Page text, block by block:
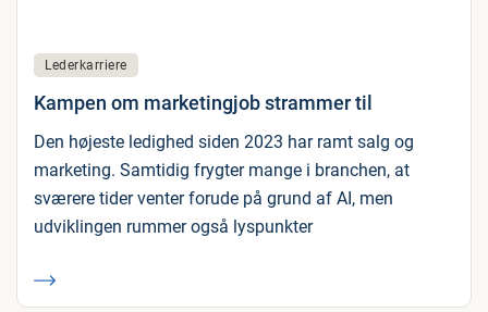
Lederkarriere
Kampen om marketingjob strammer til
Den højeste ledighed siden 2023 har ramt salg og
marketing. Samtidig frygter mange i branchen, at
sværere tider venter forude på grund af AI, men
udviklingen rummer også lyspunkter